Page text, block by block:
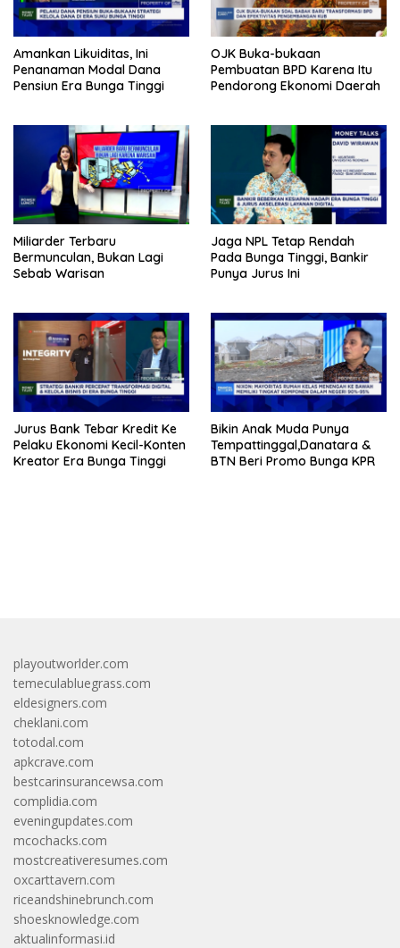
Amankan Likuiditas, Ini
Penanaman Modal Dana
Pensiun Era Bunga Tinggi
OJK Buka-bukaan
Pembuatan BPD Karena Itu
Pendorong Ekonomi Daerah
Miliarder Terbaru
Bermunculan, Bukan Lagi
Sebab Warisan
Jaga NPL Tetap Rendah
Pada Bunga Tinggi, Bankir
Punya Jurus Ini
Jurus Bank Tebar Kredit Ke
Pelaku Ekonomi Kecil-Konten
Kreator Era Bunga Tinggi
Bikin Anak Muda Punya
Tempattinggal,Danatara &
BTN Beri Promo Bunga KPR
playoutworlder.com
temeculabluegrass.com
eldesigners.com
cheklani.com
totodal.com
apkcrave.com
bestcarinsurancewsa.com
complidia.com
eveningupdates.com
mcochacks.com
mostcreativeresumes.com
oxcarttavern.com
riceandshinebrunch.com
shoesknowledge.com
aktualinformasi.id